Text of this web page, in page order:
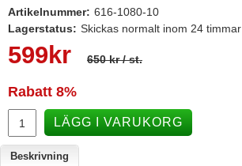
Lowrance
Humminbird
Simrad
B&G
Båttillbehör
Hummertina
Artikelnummer: 616-1080-10
Lagerstatus: Skickas normalt inom 24 timmar
599 kr 650 kr/ st.
Rabatt 8%
LÄGG I VARUKORG
Beskrivning